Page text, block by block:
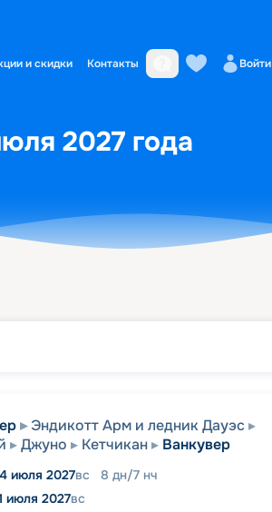
и скидки Контакты Войти
2027 года
Эндикотт Арм и ледник Дауэс
Джуно Кетчикан Ванкувер
июля 2027вс 8 дн/7 нч
июля 2027вс